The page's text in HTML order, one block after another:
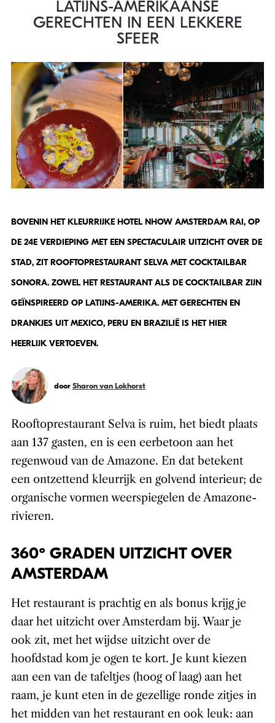
LATIJNS-AMERIKAANSE
GERECHTEN IN EEN LEKKERE
SFEER
BOVENIN HET KLEURRIJKE HOTEL NHOW AMSTERDAM RAI, OP
DE 24E VERDIEPING MET EEN SPECTACULAIR UITZICHT OVER DE
STAD, ZIT ROOFTOPRESTAURANT SELVA MET COCKTAILBAR
SONORA. ZOWEL HET RESTAURANT ALS DE COCKTAILBAR ZIJN
GEÏNSPIREERD OP LATIJNS-AMERIKA. MET GERECHTEN EN
DRANKJES UIT MEXICO, PERU EN BRAZILIË IS HET HIER
HEERLIJK VERTOEVEN.
door Sharon van Lokhorst
Rooftoprestaurant Selva is ruim, het biedt plaats
aan 137 gasten, en is een eerbetoon aan het
regenwoud van de Amazone. En dat betekent
een ontzettend kleurrijk en golvend interieur; de
organische vormen weerspiegelen de Amazone-
rivieren.
360º GRADEN UITZICHT OVER
AMSTERDAM
Het restaurant is prachtig en als bonus krijg je
daar het uitzicht over Amsterdam bij. Waar je
ook zit, met het wijdse uitzicht over de
hoofdstad kom je ogen te kort. Je kunt kiezen
aan een van de tafeltjes (hoog of laag) aan het
raam, je kunt eten in de gezellige ronde zitjes in
het midden van het restaurant en ook leuk: aan